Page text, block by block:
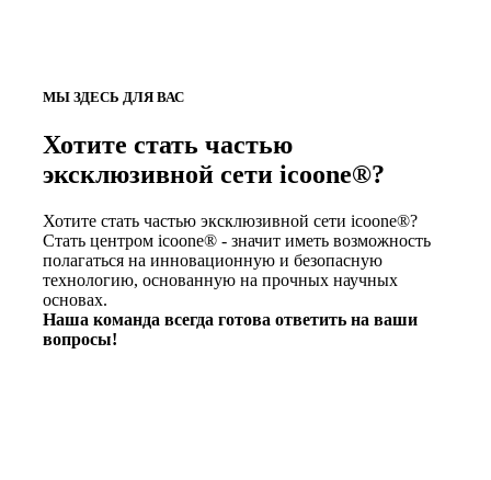
МЫ ЗДЕСЬ ДЛЯ ВАС
Хотите стать частью
эксклюзивной сети icoone®?
Хотите стать частью эксклюзивной сети icoone®?
Стать центром icoone® - значит иметь возможность
полагаться на инновационную и безопасную
технологию, основанную на прочных научных
основах.
Наша команда всегда готова ответить на ваши
вопросы!